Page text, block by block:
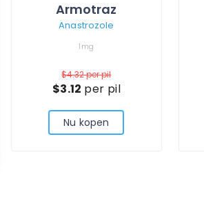
Armotraz
Anastrozole
1mg
$4.32per pil
$3.12 per pil
Nu kopen